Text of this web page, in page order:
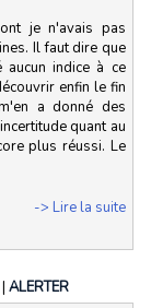
je n'avais pas
Il faut dire que
indice à ce
enfin le fin
a donné des
quant au
plus réussi. Le
-> Lire la suite
| ALERTER